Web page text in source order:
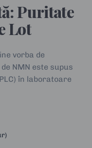
Puritate
Lot
vorba de
NMN este supus
în laboratoare